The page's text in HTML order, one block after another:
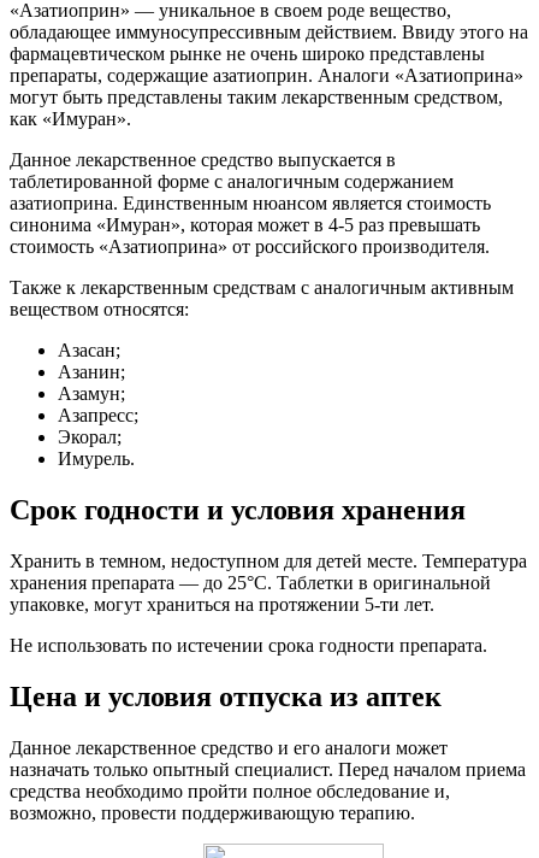
«Азатиоприн» — уникальное в своем роде вещество,
обладающее иммуносупрессивным действием. Ввиду этого на
фармацевтическом рынке не очень широко представлены
препараты, содержащие азатиоприн. Аналоги «Азатиоприна»
могут быть представлены таким лекарственным средством,
как «Имуран».
Данное лекарственное средство выпускается в
таблетированной форме с аналогичным содержанием
азатиоприна. Единственным нюансом является стоимость
синонима «Имуран», которая может в 4-5 раз превышать
стоимость «Азатиоприна» от российского производителя.
Также к лекарственным средствам с аналогичным активным
веществом относятся:
Азасан;
Азанин;
Азамун;
Азапресс;
Экорал;
Имурель.
Срок годности и условия хранения
Хранить в темном, недоступном для детей месте. Температура
хранения препарата — до 25°С. Таблетки в оригинальной
упаковке, могут храниться на протяжении 5-ти лет.
Не использовать по истечении срока годности препарата.
Цена и условия отпуска из аптек
Данное лекарственное средство и его аналоги может
назначать только опытный специалист. Перед началом приема
средства необходимо пройти полное обследование и,
возможно, провести поддерживающую терапию.